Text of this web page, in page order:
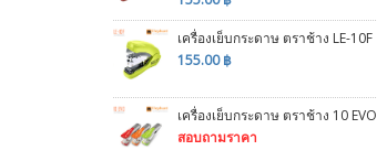
เครื่องเย็บกระดาษ ตราช้าง LE-10F
155.00 ฿
เครื่องเย็บกระดาษ ตราช้าง 10 EVO
สอบถามราคา